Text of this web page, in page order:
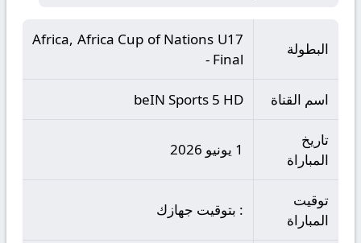
البطولة
Africa, Africa Cup of Nations U17
- Final
اسم القناة beIN Sports 5 HD
تاريخ
المباراة
1 يونيو 2026
توقيت
المباراة
: بتوقيت جهازك